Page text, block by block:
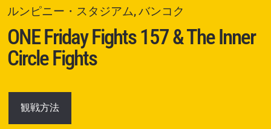
ルンピニー・スタジアム, バンコク
ONE Friday Fights 157 & The Inner
Circle Fights
観戦方法